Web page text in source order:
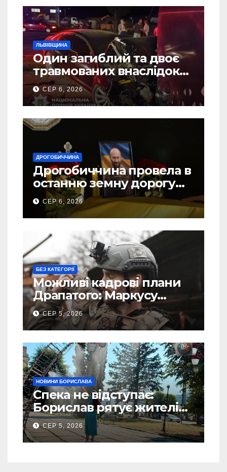
ЛЬВІВЩИНА
Один загиблий та двоє
травмованих внаслідок
ДТП на Самбірщині
СЕР 6, 2026
ДРОГОБИЧЧИНА
Дрогобиччина провела в
останню земну дорогу
свого Захисника – Олега
Торського
СЕР 6, 2026
БЕЗ КАТЕГОРІЇ
Можливі кадрові плани
Драпатого: Маркусу
пророкують важливу
посаду у ЗСУ
СЕР 5, 2026
НОВИНИ БОРИСЛАВА
Спека не відступає:
Борислав рятує жителів
від рекордної спеки
(Фото)
СЕР 5, 2026